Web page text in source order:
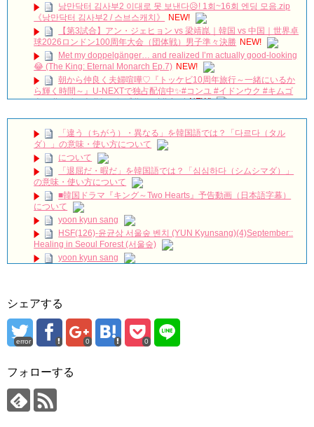
낭만닥터 김사부2 이대로 못 보낸다😥! 1회~16회 엔딩 모음.zip
《낭만닥터 김사부2 / 스브스캐치》
NEW!
【第3試合】アン・ジェヒョン vs 梁靖崑｜韓国 vs 中国｜世界卓
球2026ロンドン100周年大会（団体戦）男子準々決勝 NEW!
Met my doppelgänger… and realized I’m actually good-looking
😂 (The King: Eternal Monarch Ep.7) NEW!
朝から仲良く夫婦喧嘩♡『トッケビ10周年旅行～一緒にいるか
ら輝く時間～』U-NEXTで独占配信中✨#コンユ #イドンウク #キムゴ
ウン #ユインナ #トッケビ #unext #short NEW!
見せ💟 NEW!
왜 최수종이 연기하면 눈물이 나오지ㅠㅠ 이게 연기 내공인가요 #
최수종 #고려거란전쟁 #하나뿐인내편 #박성훈 #전재준 | KBS 방송
NEW!
イソンビン、授賞式でイグァンスに愛を告白。8年交際しても結
婚しない理由とは？ #イグァンス #恋愛8 NEW!
2PMチャンソン&”兄貴”ヨン・ウジン、最高の笑顔！7/3ＤＶＤ
リリース「七日の王妃」より
Arthdal Chronicles: The Sword of Aramun – Eunseom &
Saya NEW!
「耳打ち（原題）」イ・サンユンver.
ソン・ヘギョ – ソンヘギョ キスまとめ
ハン・ヘジン 한혜진 – Still We (여전히 우리는)
한가인 –
「ライフ・ オン・ マーズ」2019年11月2日TSUTAYAにて先行
(ENG SUB) Behind The Scene Hyun Bin 현빈❤️ 손예진 Son Ye
「違う（ちがう）・異なる」を韓国語では？「다르다（タル
ダ）」の意味・使い方について
について
「退屈だ・暇だ」を韓国語では？「심심하다（シムシマダ）」
の意味・使い方について
■韓国ドラマ『キング～Two Hearts』予告動画（日本語字幕）
について
yoon kyun sang
HSF(126)-윤균상 서울숲 벤치 (YUN Kyunsang)(4)September::
Healing in Seoul Forest (서울숲)
yoon kyun sang
九尾狐外伝 メイキング03 ハン・イェスル
チョ・ヒョンジェ 조현재 九尾狐外伝 制作発表会
キム・テヒの弟イ・ワン♥イ・ボミ、今日（28日）結婚……
「まず熱く掃除せよ」女優キム・ユジョン、「健康がとても回
【裏芸能】キムユジョンの熱愛彼氏はあの大物俳優
いでしょ？” Big News TV
シェアする
error 0 0
フォローする